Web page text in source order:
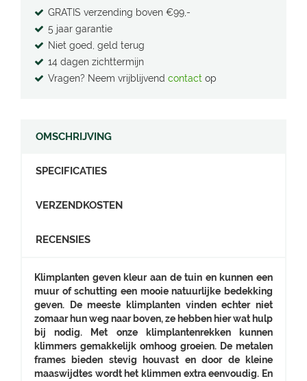
GRATIS verzending boven €99,-
5 jaar garantie
Niet goed, geld terug
14 dagen zichttermijn
Vragen? Neem vrijblijvend contact op
OMSCHRIJVING
SPECIFICATIES
VERZENDKOSTEN
RECENSIES
Klimplanten geven kleur aan de tuin en kunnen een
muur of schutting een mooie natuurlijke bedekking
geven. De meeste klimplanten vinden echter niet
zomaar hun weg naar boven, ze hebben hier wat hulp
bij nodig. Met onze klimplantenrekken kunnen
klimmers gemakkelijk omhoog groeien. De metalen
frames bieden stevig houvast en door de kleine
maaswijdtes wordt het klimmen extra eenvoudig. En